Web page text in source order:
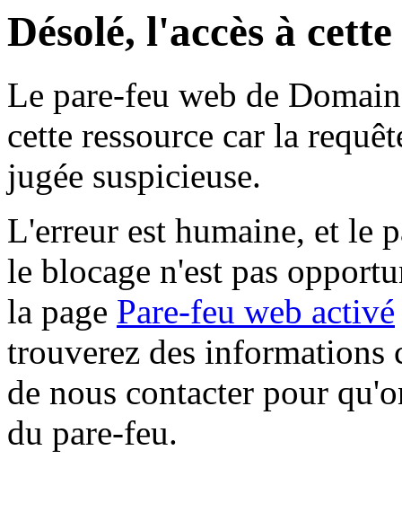
Désolé, l'accès à
Le pare-feu web de
cette ressource car la
jugée suspicieuse.
L'erreur est humaine, et le
le blocage n'est pas
la page Pare-feu web activé
trouverez des informations
de nous contacter pour
du pare-feu.